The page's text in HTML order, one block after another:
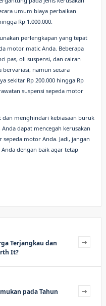
umum biaya perbaikan
Rp 1.000.000.
perlengkapan yang tepat
motor matic Anda. Beberapa
pas, oli suspensi, dan cairan
namun secara
sekitar Rp 200.000 hingga Rp
suspensi sepeda motor
dan menghindari kebiasaan buruk
dapat mencegah kerusakan
motor Anda. Jadi, jangan
dengan baik agar tetap
Terjangkau dan
It?
pada Tahun